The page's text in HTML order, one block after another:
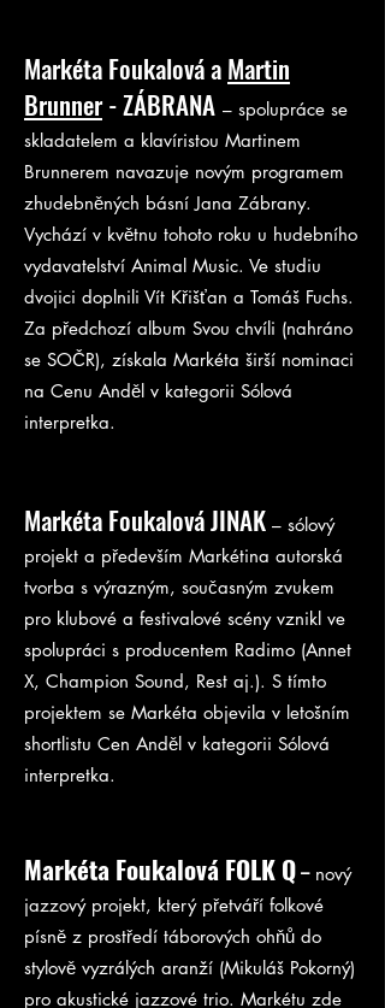
Markéta Foukalová aMartin
Brunner- ZÁBRANA – spolupráce se
skladatelem a klavíristou Martinem
Brunnerem navazuje novým programem
zhudebněných básní Jana Zábrany.
Vychází v květnu tohoto roku u hudebního
vydavatelství Animal Music. Ve studiu
dvojici doplnili Vít Křišťan a Tomáš Fuchs.
Za předchozí album Svou chvíli (nahráno
se SOČR), získala Markéta širší nominaci
na Cenu Anděl v kategorii Sólová
interpretka.
Markéta Foukalová JINAK – sólový
projekt a především Markétina autorská
tvorba s výrazným, současným zvukem
pro klubové a festivalové scény vznikl ve
spolupráci s producentem Radimo (Annet
X, Champion Sound, Rest aj.). S tímto
projektem se Markéta objevila v letošním
shortlistu Cen Anděl v kategorii Sólová
interpretka.
Markéta Foukalová FOLK Q–nový
jazzový projekt, který přetváří folkové
písně z prostředí táborových ohňů do
stylově vyzrálých aranží (Mikuláš Pokorný)
pro akustické jazzové trio. Markétu zde